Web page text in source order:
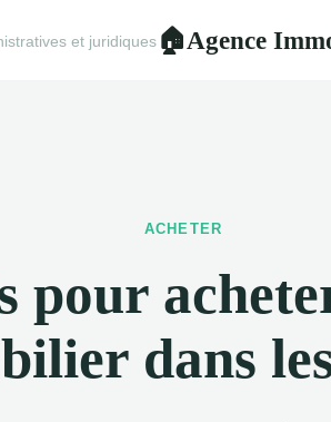
et juridiques 🏠Agence
ACHETER
pour
dans